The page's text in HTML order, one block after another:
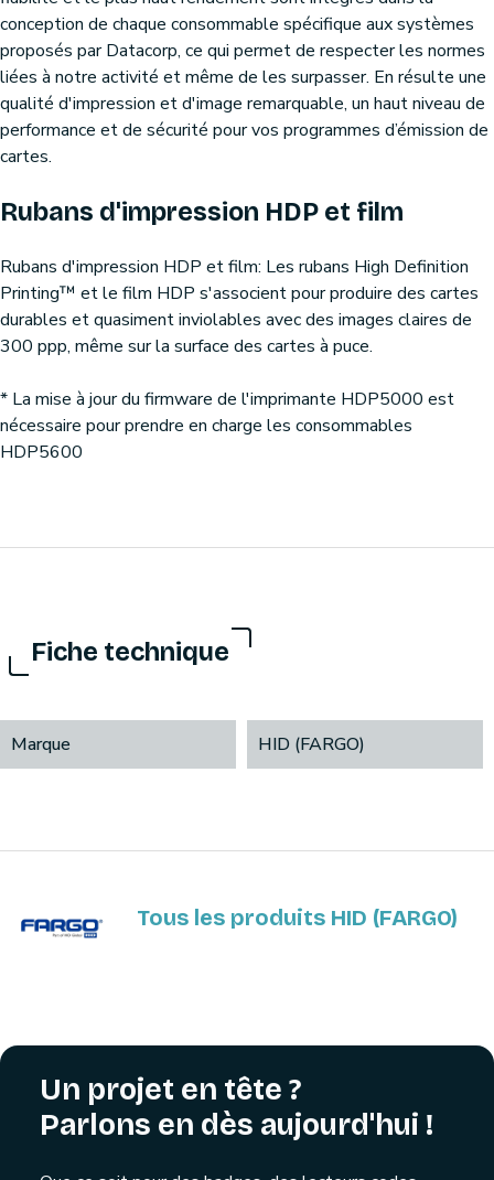
conception de chaque consommable spécifique aux systèmes
proposés par Datacorp, ce qui permet de respecter les normes
liées à notre activité et même de les surpasser. En résulte une
qualité d'impression et d'image remarquable, un haut niveau de
performance et de sécurité pour vos programmes d’émission de
cartes.
Rubans d'impression HDP et film
Rubans d'impression HDP et film: Les rubans High Definition
Printing™ et le film HDP s'associent pour produire des cartes
durables et quasiment inviolables avec des images claires de
300 ppp, même sur la surface des cartes à puce.
* La mise à jour du firmware de l'imprimante HDP5000 est
nécessaire pour prendre en charge les consommables
HDP5600
Fiche technique
Marque HID (FARGO)
Tous les produits HID (FARGO)
Un projet en tête ?
Parlons en dès aujourd'hui !